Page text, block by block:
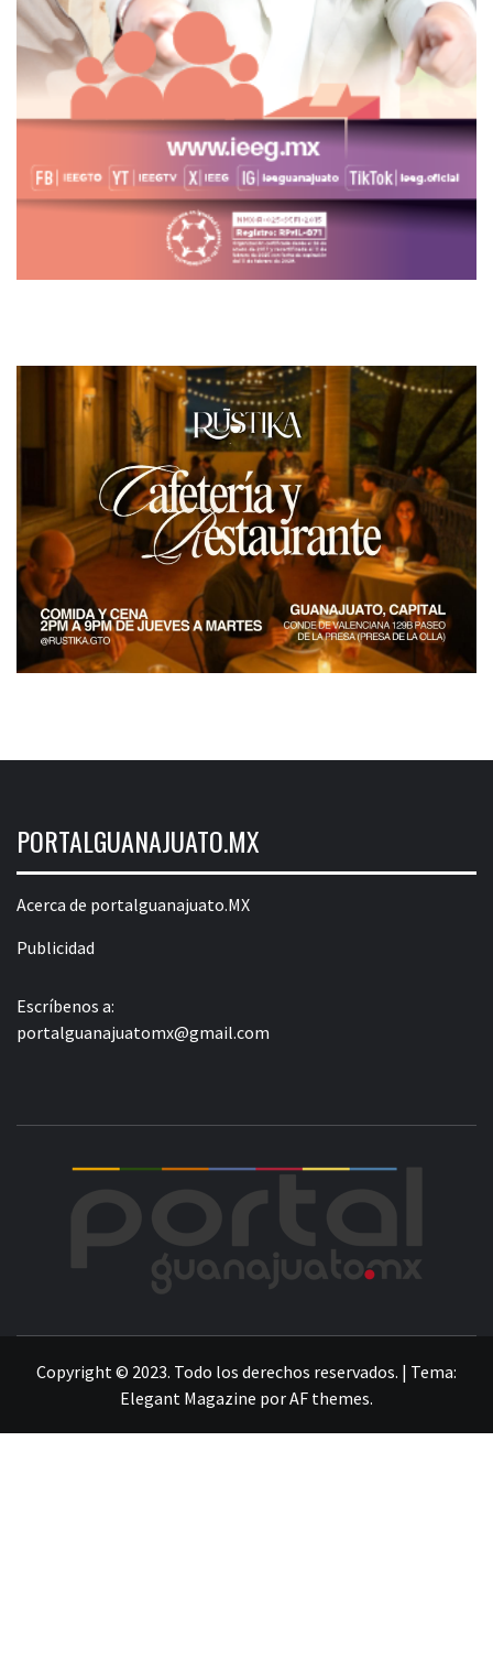
PORTALGUANAJUATO.MX
Acerca de portalguanajuato.MX
Publicidad
Escríbenos a:
portalguanajuatomx@gmail.com
Copyright © 2023. Todo los derechos reservados. | Tema:
Elegant Magazine porAF themes.